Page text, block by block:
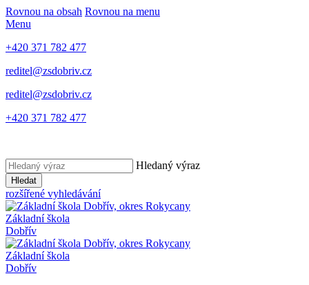
Rovnou na obsah Rovnou na menu
Menu
+420 371 782 477
reditel@zsdobriv.cz
reditel@zsdobriv.cz
+420 371 782 477
Hledaný výraz
Hledat
rozšířené vyhledávání
Základní škola
Dobřív
Základní škola
Dobřív